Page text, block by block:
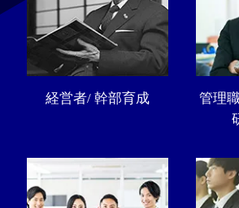
経営者/ 幹部育成
管理